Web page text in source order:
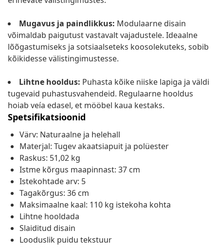
Mugavus ja paindlikkus: Modulaarne disain
võimaldab paigutust vastavalt vajadustele. Ideaalne
lõõgastumiseks ja sotsiaalseteks koosolekuteks, sobib
kõikidesse välistingimustesse.
Lihtne hooldus: Puhasta kõike niiske lapiga ja väldi
tugevaid puhastusvahendeid. Regulaarne hooldus
hoiab veía edasel, et mööbel kaua kestaks.
Spetsifikatsioonid
Värv: Naturaalne ja helehall
Materjal: Tugev akaatsiapuit ja polüester
Raskus: 51,02 kg
Istme kõrgus maapinnast: 37 cm
Istekohtade arv: 5
Tagakõrgus: 36 cm
Maksimaalne kaal: 110 kg istekoha kohta
Lihtne hooldada
Slaiditud disain
Looduslik puidu tekstuur